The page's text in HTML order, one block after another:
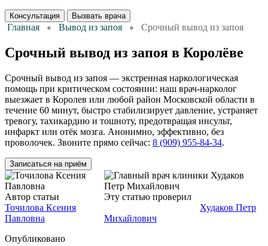
Консультация Вызвать врача
Главная Вывод из запоя Срочный вывод из запоя
Срочный вывод из запоя в Королёве
Срочный вывод из запоя — экстренная наркологическая
помощь при критическом состоянии: наш врач-нарколог
выезжает в Королев или любой район Московской области в
течение 60 минут, быстро стабилизирует давление, устраняет
тревогу, тахикардию и тошноту, предотвращая инсульт,
инфаркт или отёк мозга. Анонимно, эффективно, без
проволочек. Звоните прямо сейчас: 8 (909) 955-84-34.
Записаться на приём
Автор статьи
Точилова Ксения
Павловна
Эту статью проверил
Худаков Петр
Михайлович
Опубликовано